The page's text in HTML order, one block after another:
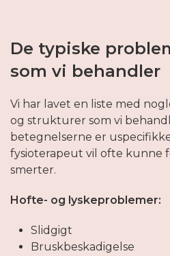
De typiske
som vi behandler
Vi har lavet en liste med
og strukturer som vi
betegnelserne er
fysioterapeut vil ofte kunne
smerter.
Hofte- og lyskeproblemer:
Slidgigt
Bruskbeskadigelse